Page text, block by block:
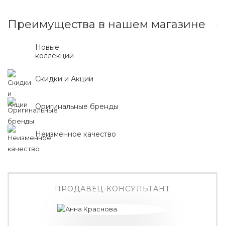
Преимущества в нашем магазине
Новые
коллекции
Скидки и Акции
Оригинальные бренды
Неизменное качество
ПРОДАВЕЦ-КОНСУЛЬТАНТ